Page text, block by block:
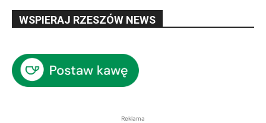
WSPIERAJ RZESZÓW NEWS
Reklama